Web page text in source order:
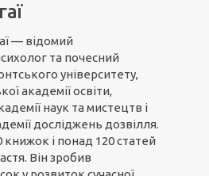
— відомий
та почесний
університету,
академії освіти,
наук та мистецтв і
досліджень дозвілля.
і понад 120 статей
Він зробив